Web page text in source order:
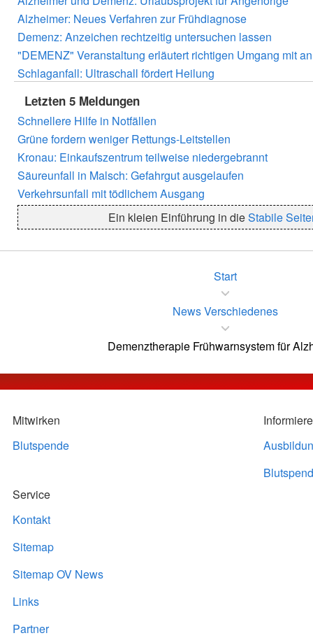
Alzheimer: Neues Verfahren zur Frühdiagnose
Demenz: Anzeichen rechtzeitig untersuchen lassen
"DEMENZ" Veranstaltung erläutert richtigen Umgang mit
Schlaganfall: Ultraschall fördert Heilung
Letzten 5 Meldungen
Schnellere Hilfe in Notfällen
Grüne fordern weniger Rettungs-Leitstellen
Kronau: Einkaufszentrum teilweise niedergebrannt
Säureunfall in Malsch: Gefahrgut ausgelaufen
Verkehrsunfall mit tödlichem Ausgang
Ein kleien Einführung in dieStabile
Start
News Verschiedenes
Demenztherapie Frühwarnsystem für
Mitwirken
Blutspende
Service
Kontakt
Sitemap
Sitemap OV News
Links
Partner